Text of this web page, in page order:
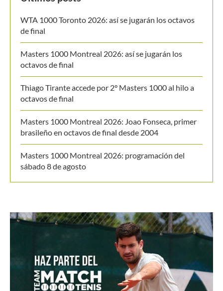
WTA 1000 Toronto 2026: así se jugarán los octavos
de final
Masters 1000 Montreal 2026: así se jugarán los
octavos de final
Thiago Tirante accede por 2° Masters 1000 al hilo a
octavos de final
Masters 1000 Montreal 2026: Joao Fonseca, primer
brasileño en octavos de final desde 2004
Masters 1000 Montreal 2026: programación del